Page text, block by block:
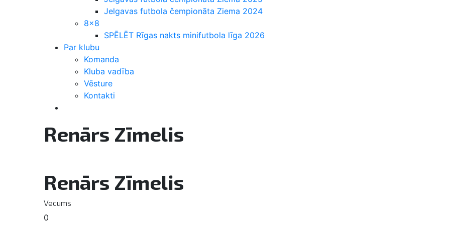
Jelgavas futbola čempionāta Ziema 2024
8×8
SPĒLĒT Rīgas nakts minifutbola līga 2026
Par klubu
Komanda
Kluba vadība
Vēsture
Kontakti
Renārs Zīmelis
Renārs Zīmelis
Vecums
0